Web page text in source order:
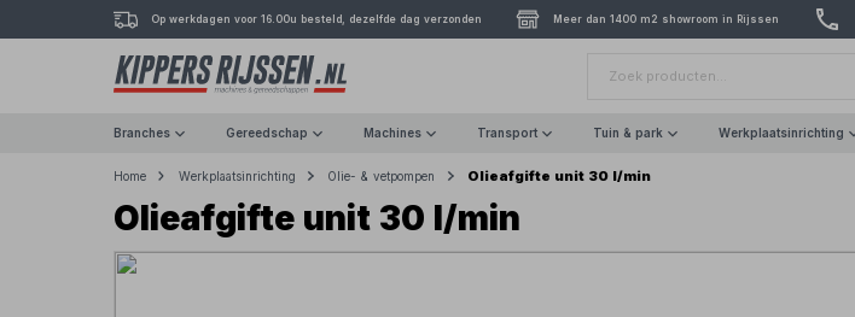
Op werkdagen voor 16.00u besteld, dezelfde dag verzonden Meer dan 1400 m2 showroom in Rijssen
Branches Gereedschap Machines Transport Tuin & park Werkplaatsinrichting
Home Werkplaatsinrichting Olie- & vetpompen Olieafgifte unit 30 l/min
Olieafgifte unit 30 l/min